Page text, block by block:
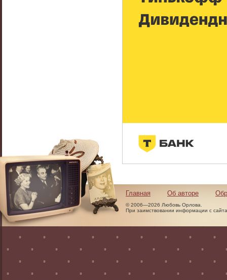
Главная Об авторе
© 2006—2026 Любовь Орлова.
При заимствовании информации с